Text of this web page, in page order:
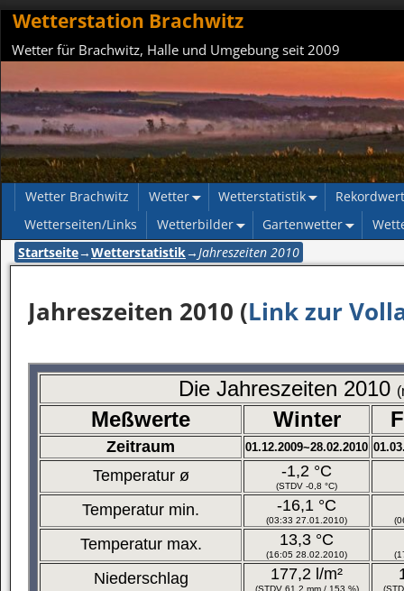
Wetterstation Brachwitz
Wetter für Brachwitz, Halle und Umgebung seit 2009
Wetter Brachwitz Wetter Wetterstatistik
Wetterseiten/Links
Wetterbilder Gartenwetter
Startseite→Wetterstatistik→ Jahreszeiten 2010
Jahreszeiten 2010 (Link zur